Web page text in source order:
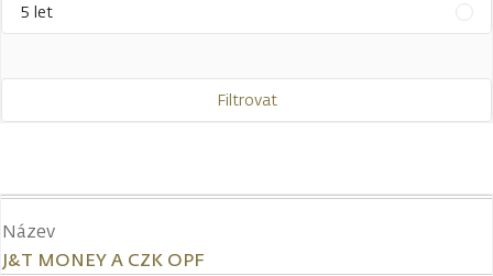
5 let
Filtrovat
Název
J&T MONEY A CZK OPF